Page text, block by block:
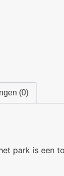
(0)
park is een